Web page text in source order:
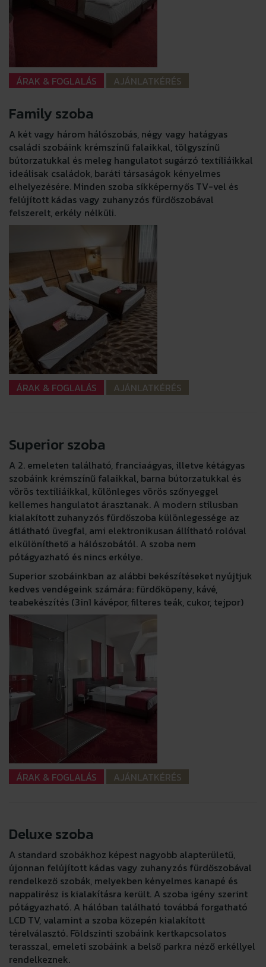
ÁRAK & FOGLALÁS AJÁNLATKÉRÉS
Family szoba
A két vagy három hálószobás, négy vagy hatágyas
családi szobáink krémszínű falaikkal, tölgyszínű
bútorzatukkal és meleg hangulatot sugárzó textíliáikkal
ideálisak családok, baráti társaságok kényelmes
elhelyezésére. Minden szoba síkképernyős TV-vel és
felújított kádas vagy zuhanyzós fürdőszobával
felszerelt, erkély nélküli.
ÁRAK & FOGLALÁS AJÁNLATKÉRÉS
Superior szoba
A 2. emeleten található, franciaágyas, illetve kétágyas
szobáink krémszínű falaikkal, barna bútorzatukkal és
vörös textíliáikkal, különleges vörös szőnyeggel
kellemes hangulatot árasztanak. A modern stílusban
kialakított zuhanyzós fürdőszoba különlegessége az
átlátható üvegfal, ami elektronikusan állítható rolóval
elkülöníthető a hálószobától. A szoba nem
pótágyazható és nincs erkélye.
Superior szobáinkban az alábbi bekészítéseket nyújtjuk
kedves vendégeink számára: fürdőköpeny, kávé,
teabekészítés (3in1 kávépor, filteres teák, cukor, tejpor)
ÁRAK & FOGLALÁS AJÁNLATKÉRÉS
Deluxe szoba
A standard szobákhoz képest nagyobb alapterületű,
újonnan felújított kádas vagy zuhanyzós fürdőszobával
rendelkező szobák, melyekben kényelmes kanapé és
nappalirész is kialakításra került. A szoba igény szerint
pótágyazható. A hálóban található továbbá forgatható
LCD TV, valamint a szoba közepén kialakított
térelválasztó. Földszinti szobáink kertkapcsolatos
terasszal, emeleti szobáink a belső parkra néző erkéllyel
rendelkeznek.